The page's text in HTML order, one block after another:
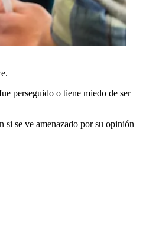
perseguido o tiene miedo de ser
si se ve amenazado por su opinión